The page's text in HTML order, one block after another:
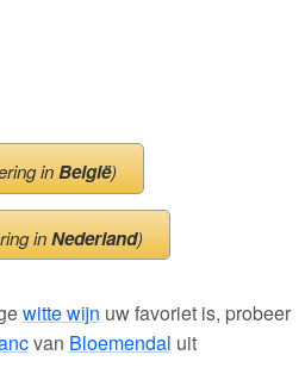
inBelgië)
inNederland)
witte wijn uw favoriet is, probeer
van Bloemendal uit